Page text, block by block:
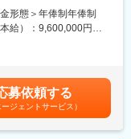
ドいただくことを期待
トを期待
等）とも連携いただき
伝達
得・維持
形態＞年俸制年俸制
給）：9,600,000円～
月給(月額)は固定手当を
募依頼する
ージェントサービス）